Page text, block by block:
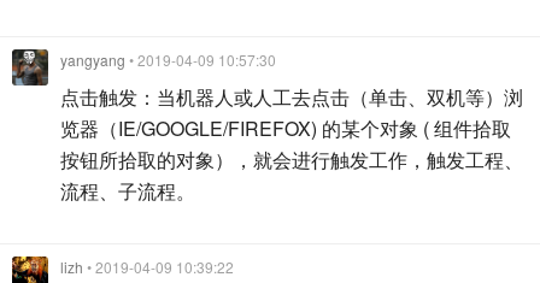
yangyang • 2019-04-09 10:57:30
点击触发：当机器人或人工去点击（单击、双机等）浏
览器（IE/GOOGLE/FIREFOX) 的某个对象 ( 组件拾取
按钮所拾取的对象），就会进行触发工作，触发工程、
流程、子流程。
lizh • 2019-04-09 10:39:22